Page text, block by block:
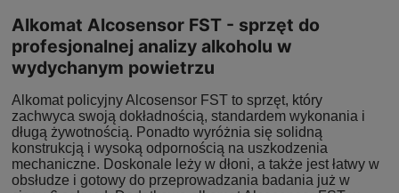
Alkomat Alcosensor FST - sprzęt do
profesjonalnej analizy alkoholu w
wydychanym powietrzu
Alkomat policyjny Alcosensor FST to sprzęt, który
zachwyca swoją dokładnością, standardem wykonania i
długą żywotnością. Ponadto wyróżnia się solidną
konstrukcją i wysoką odpornością na uszkodzenia
mechaniczne. Doskonale leży w dłoni, a także jest łatwy w
obsłudze i gotowy do przeprowadzania badania już w